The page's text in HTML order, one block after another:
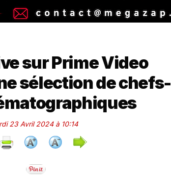
sur Prime Video
sélection de chefs-
23 Avril 2024 à 10:14